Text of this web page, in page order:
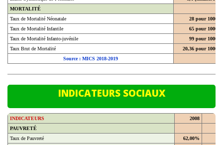
MORTALITÉ
Taux de Mortalité Néonatale
28 pour 1000
Taux de Mortalité Infantile
65 pour 1000
Taux de Mortalité Infanto-juvénile
99 pour 1000
Taux Brut de Mortalité
20,36 pour 1000
Source : MICS 2018-2019
INDICATEURS SOCIAUX
INDICATEURS 2008
PAUVRETÉ
Taux de Pauvreté
62,00%
En milieu urbain
49,60%